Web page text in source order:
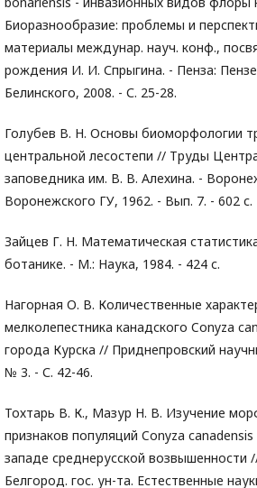
Биоразнообразие: проблемы и
материалы междунар. науч. конф.,
рождения И. И. Спрыгина. - Пенза:
Белинского, 2008. - С. 25-28.
Голубев В. Н. Основы биоморфологии
центральной лесостепи // Труды
заповедника им. В. В. Алехина. -
Воронежского ГУ, 1962. - Вып. 7. - 602 с.
Зайцев Г. Н. Mатематическая
ботанике. - M.: Наука, 1984. - 424 с.
Нагорная О. В. Количественные
мелколепестника канадского Conyza
города Курска // Приднепровский
№ 3. - С. 42-46.
Тохтарь В. К., Мазур Н. В. Изучение
признаков популяций Conyza
западе среднерусской возвышенности
Белгород. гос. ун-та. Естественные